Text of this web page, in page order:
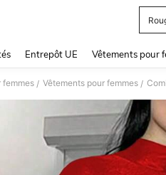
Entrepôt UE Vêtements pour
femmes / Vêtements pour femmes /